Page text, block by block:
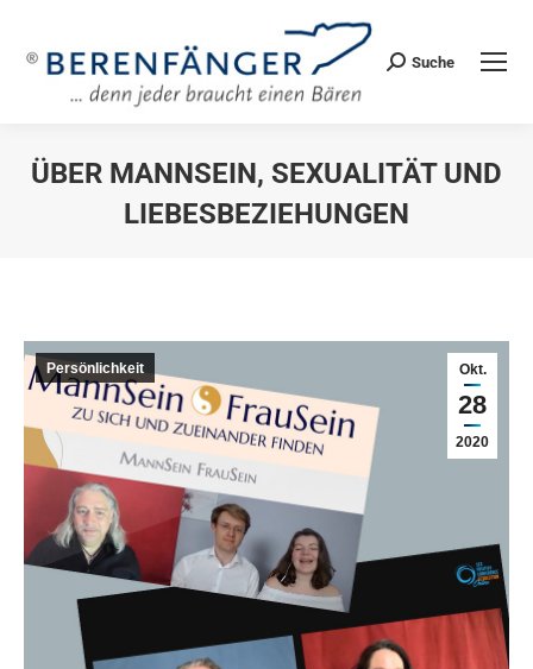
Search:
Suche
ÜBER MANNSEIN, SEXUALITÄT UND
LIEBESBEZIEHUNGEN
Okt.
28
2020
Persönlichkeit